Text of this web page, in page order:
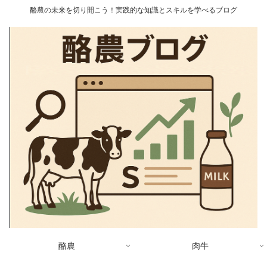
酪農の未来を切り開こう！実践的な知識とスキルを学べるブログ
酪農 肉牛